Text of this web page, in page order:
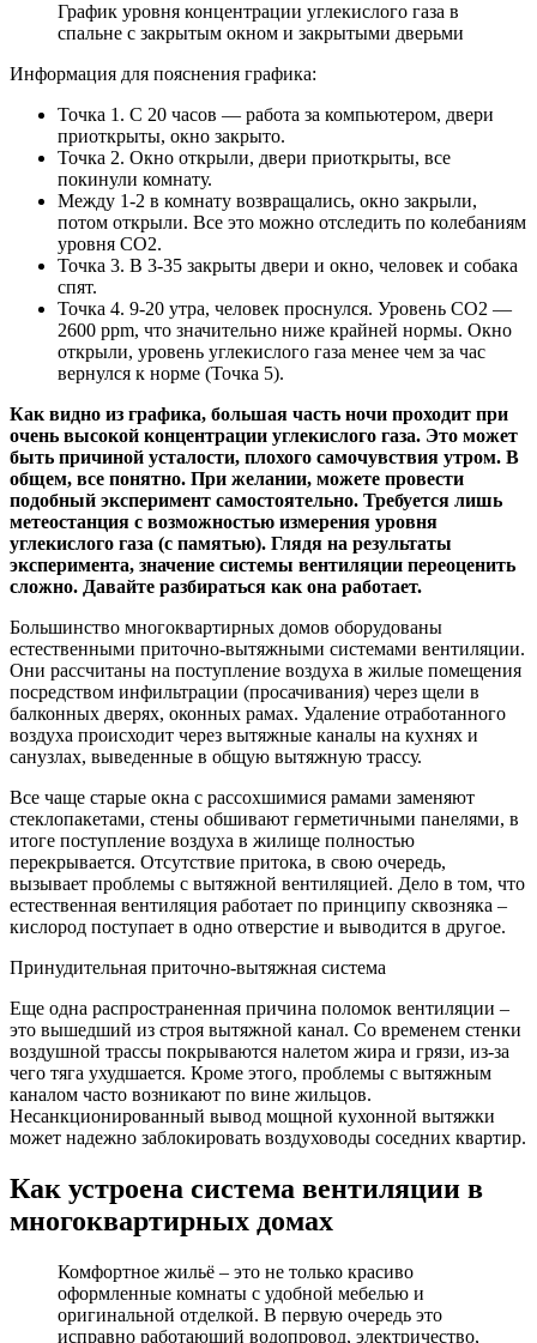
График уровня концентрации углекислого газа в
спальне с закрытым окном и закрытыми дверьми
Информация для пояснения графика:
Точка 1. С 20 часов — работа за компьютером, двери
приоткрыты, окно закрыто.
Точка 2. Окно открыли, двери приоткрыты, все
покинули комнату.
Между 1-2 в комнату возвращались, окно закрыли,
потом открыли. Все это можно отследить по колебаниям
уровня CO2.
Точка 3. В 3-35 закрыты двери и окно, человек и собака
спят.
Точка 4. 9-20 утра, человек проснулся. Уровень CO2 —
2600 ppm, что значительно ниже крайней нормы. Окно
открыли, уровень углекислого газа менее чем за час
вернулся к норме (Точка 5).
Как видно из графика, большая часть ночи проходит при
очень высокой концентрации углекислого газа. Это может
быть причиной усталости, плохого самочувствия утром. В
общем, все понятно. При желании, можете провести
подобный эксперимент самостоятельно. Требуется лишь
метеостанция с возможностью измерения уровня
углекислого газа (с памятью). Глядя на результаты
эксперимента, значение системы вентиляции переоценить
сложно. Давайте разбираться как она работает.
Большинство многоквартирных домов оборудованы
естественными приточно-вытяжными системами вентиляции.
Они рассчитаны на поступление воздуха в жилые помещения
посредством инфильтрации (просачивания) через щели в
балконных дверях, оконных рамах. Удаление отработанного
воздуха происходит через вытяжные каналы на кухнях и
санузлах, выведенные в общую вытяжную трассу.
Все чаще старые окна с рассохшимися рамами заменяют
стеклопакетами, стены обшивают герметичными панелями, в
итоге поступление воздуха в жилище полностью
перекрывается. Отсутствие притока, в свою очередь,
вызывает проблемы с вытяжной вентиляцией. Дело в том, что
естественная вентиляция работает по принципу сквозняка –
кислород поступает в одно отверстие и выводится в другое.
Принудительная приточно-вытяжная система
Еще одна распространенная причина поломок вентиляции –
это вышедший из строя вытяжной канал. Со временем стенки
воздушной трассы покрываются налетом жира и грязи, из-за
чего тяга ухудшается. Кроме этого, проблемы с вытяжным
каналом часто возникают по вине жильцов.
Несанкционированный вывод мощной кухонной вытяжки
может надежно заблокировать воздуховоды соседних квартир.
Как устроена система вентиляции в
многоквартирных домах
Комфортное жильё – это не только красиво
оформленные комнаты с удобной мебелью и
оригинальной отделкой. В первую очередь это
исправно работающий водопровод, электричество,